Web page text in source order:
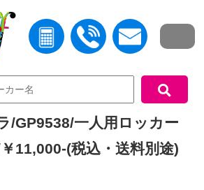
/GP9538/一人用ロッカー
11,000-(税込・送料別途)